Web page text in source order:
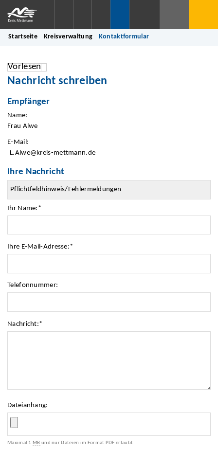
Startseite Kreisverwaltung Kontaktformular
Vorlesen
Nachricht schreiben
Empfänger
Name:
Frau Alwe
E-Mail:
L.Alwe@kreis-mettmann.de
Ihre Nachricht
Ihr Name: *
Ihre E-Mail-Adresse:*
Telefonnummer:
Nachricht:*
Dateianhang:
Maximal 1 MB und nur Dateien im Format PDF erlaubt